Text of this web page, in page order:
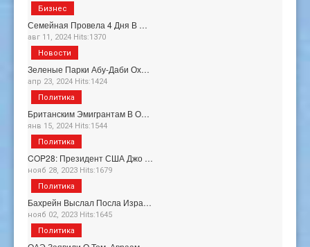
Семейная Провела 4 Дня В …
авг 11, 2024 Hits:1370
Бизнес
Зеленые Парки Абу-Даби Ох…
апр 23, 2024 Hits:1424
Новости
Британским Эмигрантам В О…
янв 15, 2024 Hits:1544
Политика
COP28: Президент США Джо …
нояб 28, 2023 Hits:1679
Политика
Бахрейн Выслал Посла Изра…
нояб 02, 2023 Hits:1645
Политика
Политика